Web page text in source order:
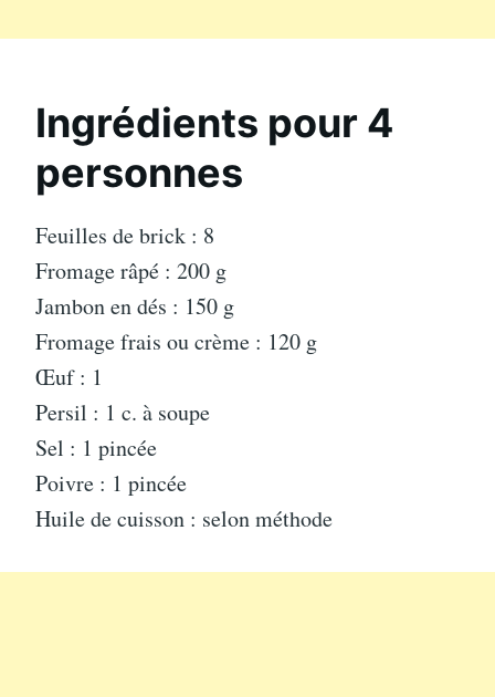
Ingrédients pour 4
personnes
Feuilles de brick : 8
Fromage râpé : 200 g
Jambon en dés : 150 g
Fromage frais ou crème : 120 g
Œuf : 1
Persil : 1 c. à soupe
Sel : 1 pincée
Poivre : 1 pincée
Huile de cuisson : selon méthode